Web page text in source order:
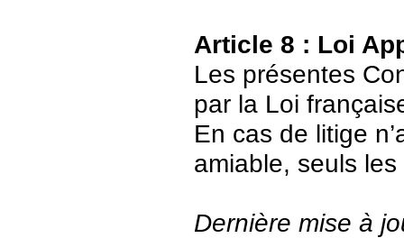
Article 8 : Loi
Les présentes
par la Loi
En cas de litige
amiable, seuls
Dernière mise à